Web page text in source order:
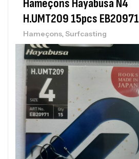
Hameçons Hayabusa N4
H.UMT209 15pcs EB20971
Hameçons, Surfcasting